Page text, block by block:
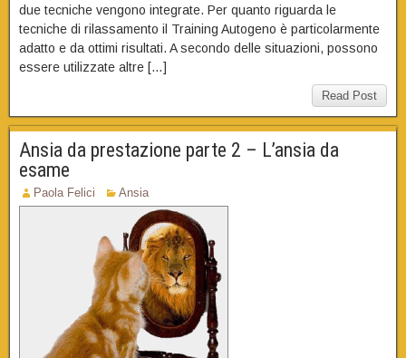
due tecniche vengono integrate. Per quanto riguarda le
tecniche di rilassamento il Training Autogeno è particolarmente
adatto e da ottimi risultati. A secondo delle situazioni, possono
essere utilizzate altre […]
Read Post
Ansia da prestazione parte 2 – L’ansia da
esame
Paola Felici Ansia